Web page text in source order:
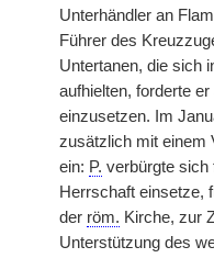
Unterhändler an
Führer des
Untertanen, die sich
aufhielten, forderte
einzusetzen. Im
zusätzlich mit einem
ein: P. verbürgte sich
Herrschaft einsetze,
der röm. Kirche, zur
Unterstützung des